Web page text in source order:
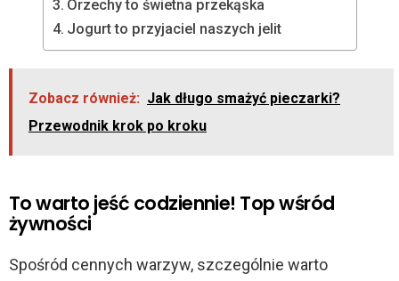
Orzechy to świetna przekąska
Jogurt to przyjaciel naszych jelit
Zobacz również: Jak długo smażyć pieczarki?
Przewodnik krok po kroku
To warto jeść codziennie! Top wśród
żywności
Spośród cennych warzyw, szczególnie warto